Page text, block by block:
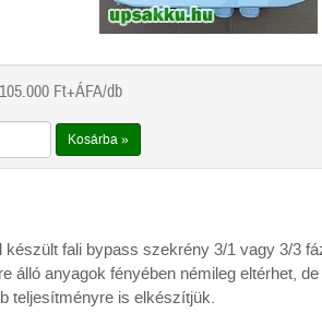
105.000 Ft+ÁFA/db
Kosárba »
készült fali bypass szekrény 3/1 vagy 3/3
álló anyagok fényében némileg eltérhet,
teljesítményre is elkészítjük.